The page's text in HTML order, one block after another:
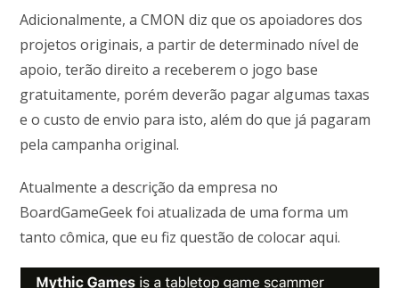
Adicionalmente, a CMON diz que os apoiadores dos
projetos originais, a partir de determinado nível de
apoio, terão direito a receberem o jogo base
gratuitamente, porém deverão pagar algumas taxas
e o custo de envio para isto, além do que já pagaram
pela campanha original.
Atualmente a descrição da empresa no
BoardGameGeek foi atualizada de uma forma um
tanto cômica, que eu fiz questão de colocar aqui.